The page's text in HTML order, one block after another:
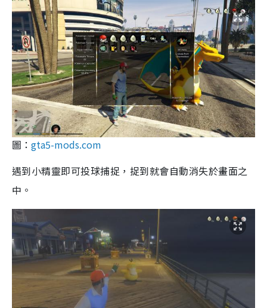
圖： gta5-mods.com
遇到小精靈即可投球捕捉，捉到就會自動消失於畫面之
中。